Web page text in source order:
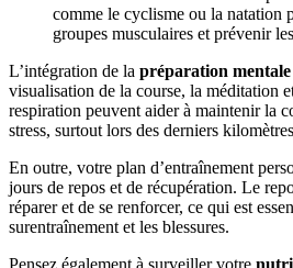
comme le cyclisme ou la natation
groupes musculaires et prévenir
L’intégration de la préparation mentale
visualisation de la course, la méditation
respiration peuvent aider à maintenir la
stress, surtout lors des derniers
En outre, votre plan d’entraînement
jours de repos et de récupération. Le
réparer et de se renforcer, ce qui est
surentraînement et les blessures.